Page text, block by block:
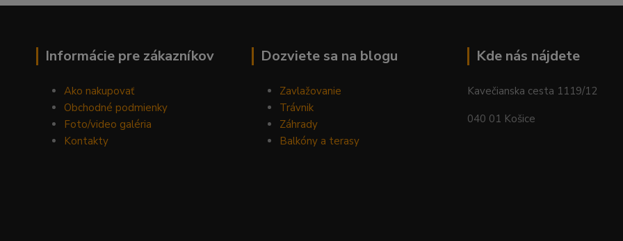
Informácie pre zákazníkov
Ako nakupovať
Obchodné podmienky
Foto/video galéria
Kontakty
Dozviete sa na blogu
Zavlažovanie
Trávnik
Záhrady
Balkóny a terasy
Kde nás nájdete
Kavečianska cesta 1119/12
040 01 Košice